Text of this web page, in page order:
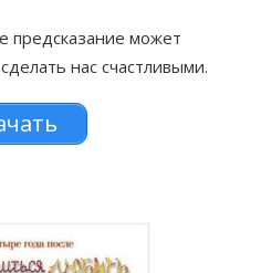
предсказание может
нас счастливыми.